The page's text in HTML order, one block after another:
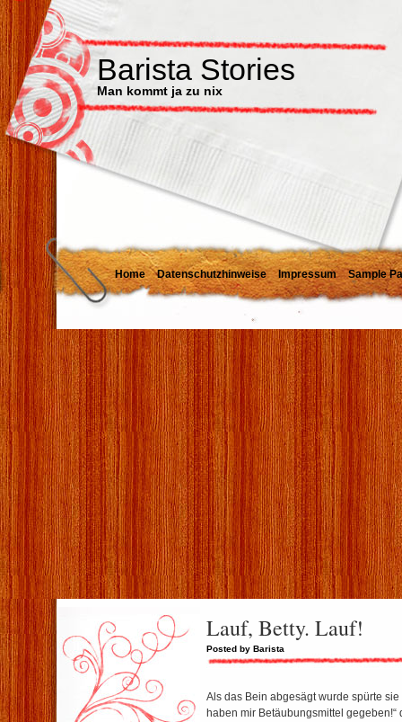
Barista Stories
Man kommt ja zu nix
Home Datenschutzhinweise Impressum Sample
Lauf, Betty. Lauf!
Posted by Barista
Als das Bein abgesägt wurde spürte sie
haben mir Betäubungsmittel gegeben!“